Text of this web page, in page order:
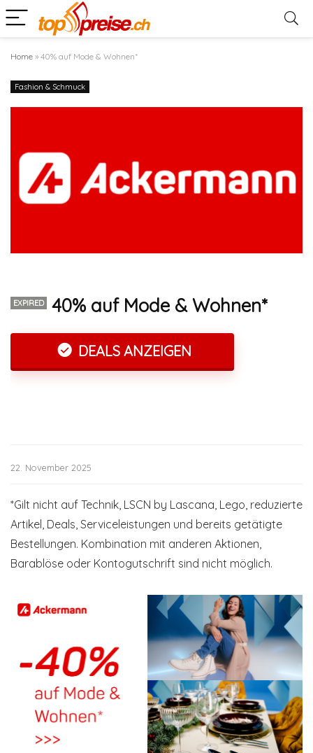
Home » 40% auf Mode & Wohnen*
Fashion & Schmuck
EXPIRED 40% auf Mode & Wohnen*
DEALS ANZEIGEN
22. November 2025
*Gilt nicht auf Technik, LSCN by Lascana, Lego, reduzierte
Artikel, Deals, Serviceleistungen und bereits getätigte
Bestellungen. Kombination mit anderen Aktionen,
Barablöse oder Kontogutschrift sind nicht möglich.